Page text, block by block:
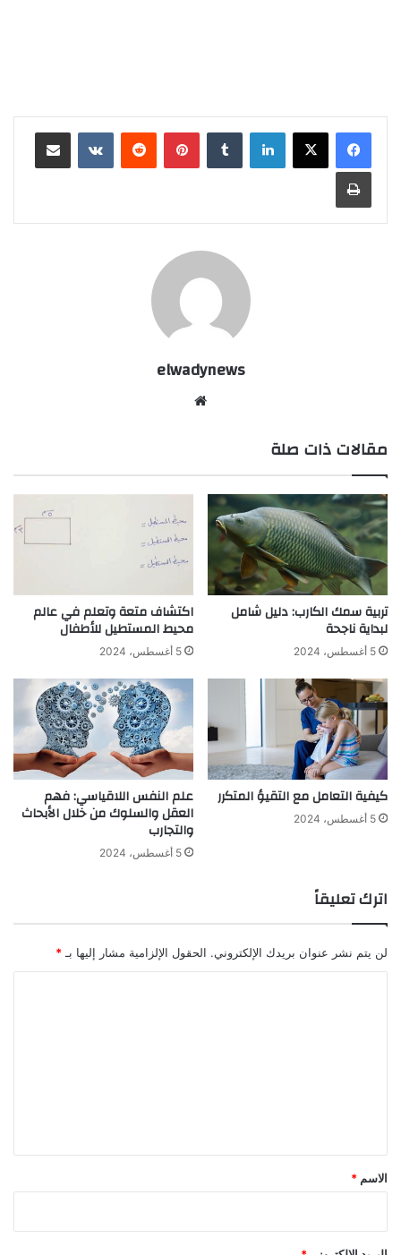
لينكدإن بينتيريست مشاركة عبر البريد
طباعة
elwadynews
مقالات ذات صلة
تربية سمك الكارب: دليل شامل
لبداية ناجحة
5 أغسطس، 2024
اكتشاف متعة وتعلم في عالم
محيط المستطيل للأطفال
5 أغسطس، 2024
كيفية التعامل مع التقيؤ المتكرر
5 أغسطس، 2024
علم النفس اللاقياسي: فهم
العقل والسلوك من خلال الأبحاث
والتجارب
5 أغسطس، 2024
اترك تعليقاً
لن يتم نشر عنوان بريدك الإلكتروني. الحقول الإلزامية مشار إليها بـ *
*
الاسم *